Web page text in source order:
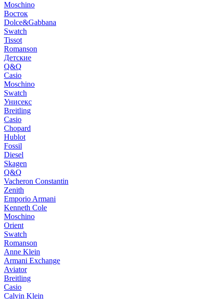
Moschino
Восток
Dolce&Gabbana
Swatch
Tissot
Romanson
Детские
Q&Q
Casio
Moschino
Swatch
Унисекс
Breitling
Casio
Chopard
Hublot
Fossil
Diesel
Skagen
Q&Q
Vacheron Constantin
Zenith
Emporio Armani
Kenneth Cole
Moschino
Orient
Swatch
Romanson
Anne Klein
Armani Exchange
Aviator
Breitling
Casio
Calvin Klein